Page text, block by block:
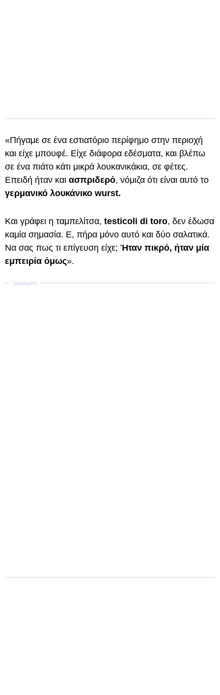
«Πήγαμε σε ένα εστιατόριο περίφημο στην περιοχή
και είχε μπουφέ. Είχε διάφορα εδέσματα, και βλέπω
σε ένα πιάτο κάτι μικρά λουκανικάκια, σε φέτες.
Επειδή ήταν και ασπριδερό, νόμιζα ότι είναι αυτό το
γερμανικό λουκάνικο wurst.
Και γράφει η ταμπελίτσα, testicoli di toro, δεν έδωσα
καμία σημασία. Ε, πήρα μόνο αυτό και δύο σαλατικά.
Να σας πως τι επίγευση είχε; Ήταν πικρό, ήταν μία
εμπειρία όμως».